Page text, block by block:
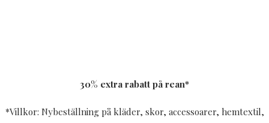
30% extra rabatt på rean*
*Villkor: Nybeställning på kläder, skor, accessoarer, hemtextil,